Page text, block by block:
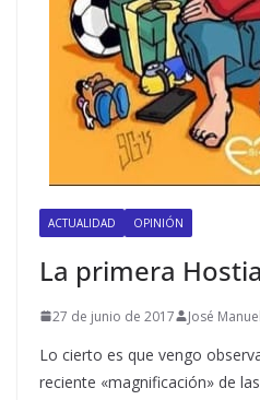
ACTUALIDAD OPINIÓN
La primera Hostia
27 de junio de 2017 José
Lo cierto es que vengo
reciente «magnificación» de